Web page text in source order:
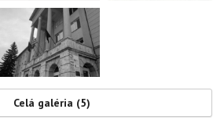
Celá galéria (5)